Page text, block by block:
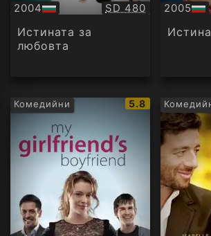
2004
БГ
аудио
Качество:
SD 480
Истината за
любовта
2005
БГ
аудио
Комедийни
IMDb
рейтинг:
5.8